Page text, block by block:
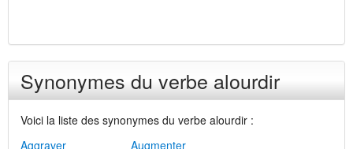
Synonymes du verbe alourdir
Voici la liste des synonymes du verbe alourdir :
Aggraver
Augmenter